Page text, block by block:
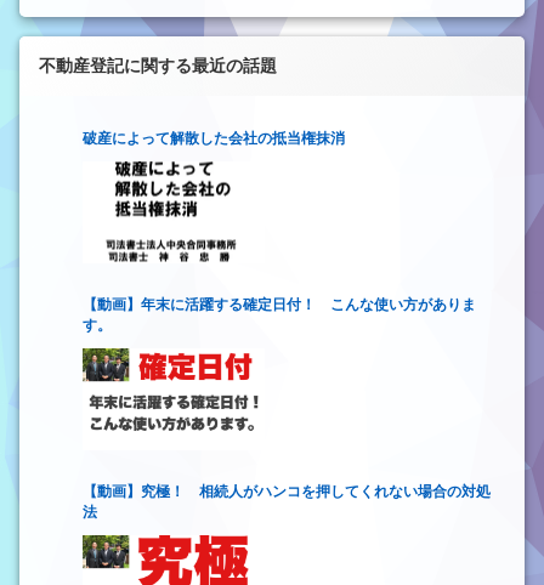
不動産登記に関する最近の話題
破産によって解散した会社の抵当権抹消
【動画】年末に活躍する確定日付！ こんな使い方がありま
す。
【動画】究極！ 相続人がハンコを押してくれない場合の対処
法